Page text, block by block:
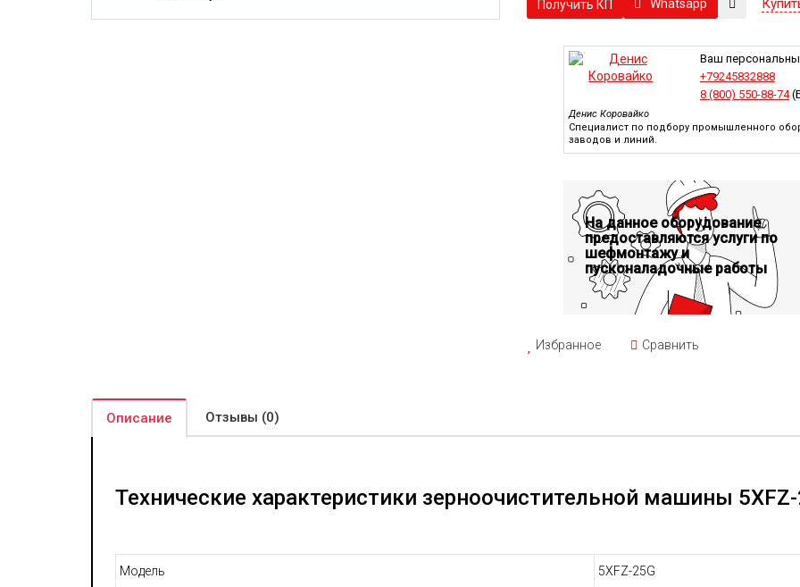
Получить КП Whatsapp
Ваш
+79245832888
8 (800) 550-88-74
Денис Коровайко
Специалист по подбору промышленного
заводов и линий.
На данное оборудование
предоставляются услуги по
шефмонтажу и
пусконаладочные работы
Избранное Сравнить
Описание Отзывы (0)
Технические характеристики зерноочистительной машины 5XFZ-
Модель 5XFZ-25G